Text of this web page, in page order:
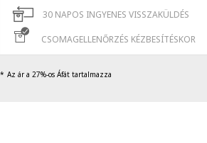
30 NAPOS INGYENES VISSZAKÜLDÉS
CSOMAGELLENŐRZÉS KÉZBESÍTÉSKOR
Az ár a 27%-os Áfát tartalmazza